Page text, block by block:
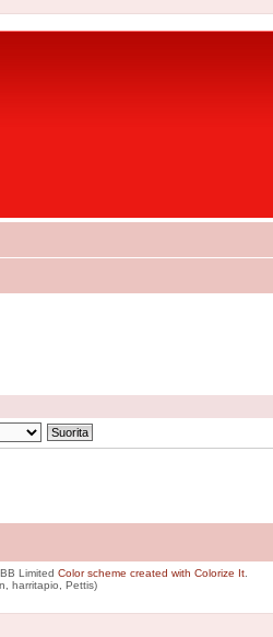
Limited Color scheme created with Colorize It
harritapio, Pettis)